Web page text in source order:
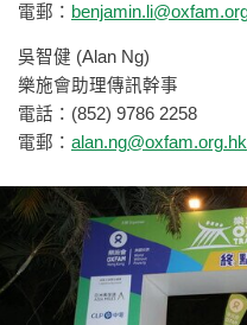
電郵：
吳智健 (Alan Ng)
樂施會助理傳訊幹事
電話：(852) 9786 2258
電郵： alan.ng@oxfam.org.hk